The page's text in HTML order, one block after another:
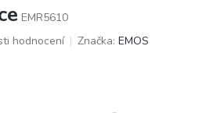
EMR5610
hodnocení Značka: EMOS